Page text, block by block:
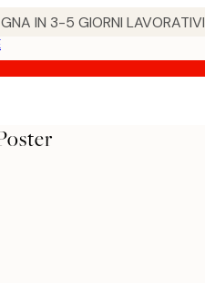
IN 3-5 GIORNI LAVORATIVI